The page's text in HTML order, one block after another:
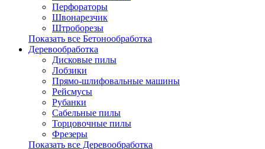
Перфораторы
Швонарезчик
Штроборезы
Показать все Бетонообработка
Деревообработка
Дисковые пилы
Лобзики
Прямо-шлифовальные машины
Рейсмусы
Рубанки
Сабельные пилы
Торцовочные пилы
Фрезеры
Показать все Деревообработка